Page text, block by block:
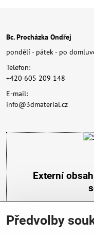
Bc. Procházka Ondřej
pondělí - pátek - po
Telefon:
+420 605 209 148
E-mail:
info@3dmaterial.cz
Externí
Přejete si
Povolit a
Předvolby